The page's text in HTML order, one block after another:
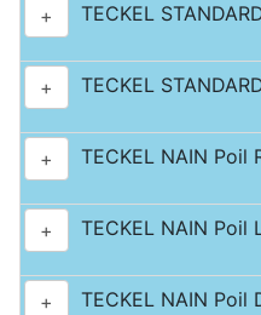
+ TECKEL
+ TECKEL
+ TECKEL NAIN Poil
+ TECKEL NAIN
+ TECKEL NAIN